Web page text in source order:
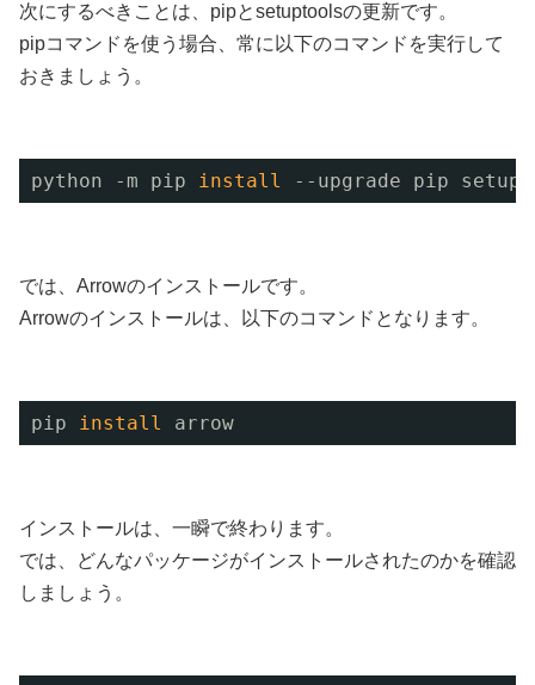
次にするべきことは、pipとsetuptoolsの更新です。
pipコマンドを使う場合、常に以下のコマンドを実行して
おきましょう。
python -m pip install --upgrade pip
では、Arrowのインストールです。
Arrowのインストールは、以下のコマンドとなります。
pip install arrow
インストールは、一瞬で終わります。
では、どんなパッケージがインストールされたのかを確認
しましょう。